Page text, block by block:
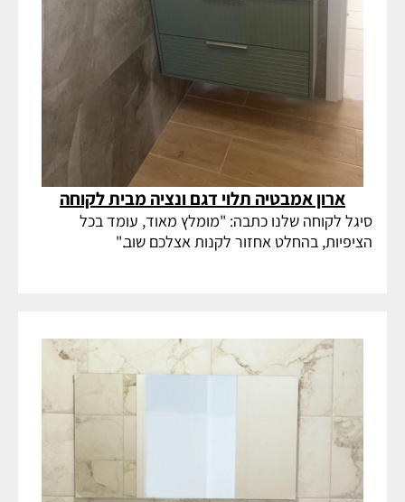
ארון אמבטיה תלוי דגם ונציה מבית לקוחה
סיגל לקוחה שלנו כתבה: "מומלץ מאוד, עומד בכל
הציפיות, בהחלט אחזור לקנות אצלכם שוב."